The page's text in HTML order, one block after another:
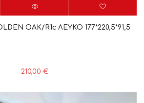
OAK/R1c ΛΕΥΚΟ 177*220,5*91,5
210,00 €